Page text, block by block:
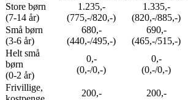
Store børn
(7-14 år)
1.235,-
(775,-/820,-)
1.335,-
(820,-/885,-)
Små børn
(3-6 år)
680,-
(440,-/495,-)
690,-
(465,-/515,-)
Helt små
børn
(0-2 år)
0,-
(0,-/0,-)
0,-
(0,-/0,-)
Frivillige,
200,-
200,-